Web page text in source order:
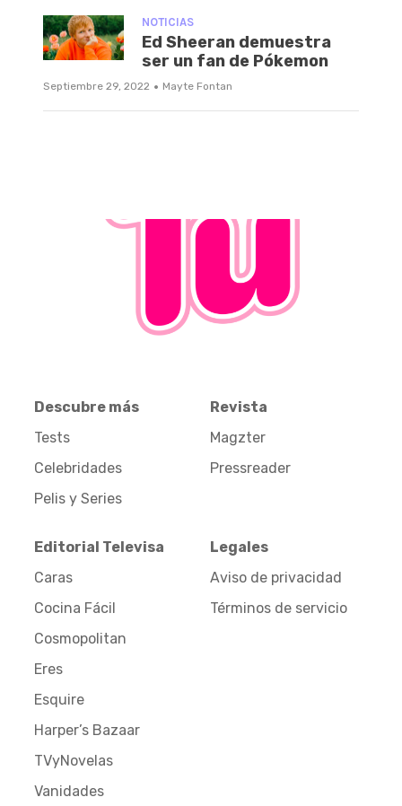
NOTICIAS
Ed Sheeran demuestra
ser un fan de Pókemon
Septiembre 29, 2022 · Mayte Fontan
Descubre más
Tests
Celebridades
Pelis y Series
Revista
Magzter
Pressreader
Editorial Televisa
Caras
Cocina Fácil
Cosmopolitan
Eres
Esquire
Harper’s Bazaar
TVyNovelas
Vanidades
Legales
Aviso de privacidad
Términos de servicio